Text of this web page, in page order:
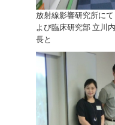
放射線影響研究所に
よび臨床研究部 立川
長と